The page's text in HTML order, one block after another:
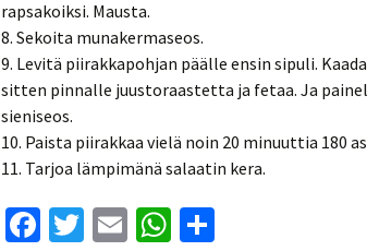
rapsakoiksi. Mausta.
8. Sekoita munakermaseos.
9. Levitä piirakkapohjan päälle ensin sipuli.
sitten pinnalle juustoraastetta ja fetaa. Ja
sieniseos.
10. Paista piirakkaa vielä noin 20 minuuttia 180
11. Tarjoa lämpimänä salaatin kera.
Fa T
E
W